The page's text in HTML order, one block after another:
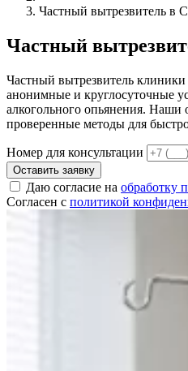
Частный вытрезвитель в
Частный
Частный вытрезвитель
анонимные и круглосуточные
алкогольного опьянения.
проверенные методы для
Номер для консультации
Оставить заявку
Даю согласие на обработку
Согласен с политикой